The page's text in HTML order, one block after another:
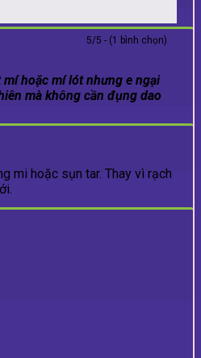
5/5 - (1 bình chọn)
hoặc mí lót nhưng e ngại
mà không cần đụng dao
mi hoặc sụn tar. Thay vì rạch